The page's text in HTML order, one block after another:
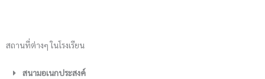
สถานที่ต่างๆ ในโรงเรียน
สนามอเนกประสงค์